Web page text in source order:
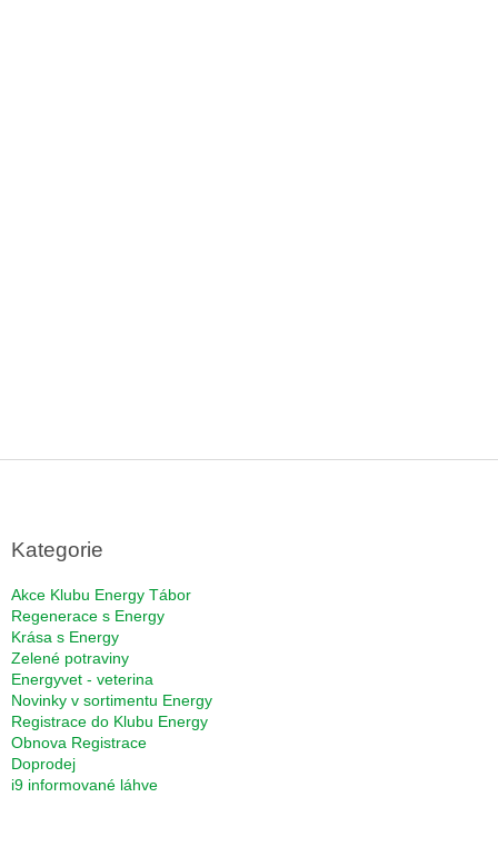
Kategorie
Akce Klubu Energy Tábor
Regenerace s Energy
Krása s Energy
Zelené potraviny
Energyvet - veterina
Novinky v sortimentu Energy
Registrace do Klubu Energy
Obnova Registrace
Doprodej
i9 informované láhve